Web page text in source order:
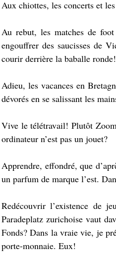
Aux chiottes, les concerts et
Au rebut, les matches de
engouffrer des saucisses de
courir derrière la baballe ronde!
Adieu, les vacances en
dévorés en se salissant les
Vive le télétravail! Plutôt
ordinateur n’est pas un jouet?
Apprendre, effondré, que
un parfum de marque l’est.
Redécouvrir l’existence de
Paradeplatz zurichoise vaut
Fonds? Dans la vraie vie, je
porte-monnaie. Eux!